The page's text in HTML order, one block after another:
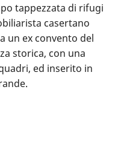
tappezzata di rifugi
casertano
un ex convento del
storica, con una
ed inserito in